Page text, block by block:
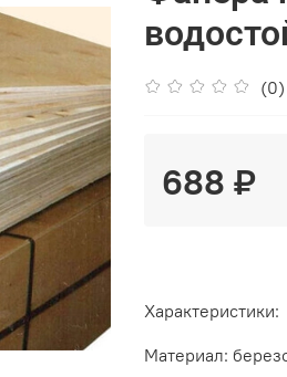
(0)
688 ₽
Характеристики:
Материал: